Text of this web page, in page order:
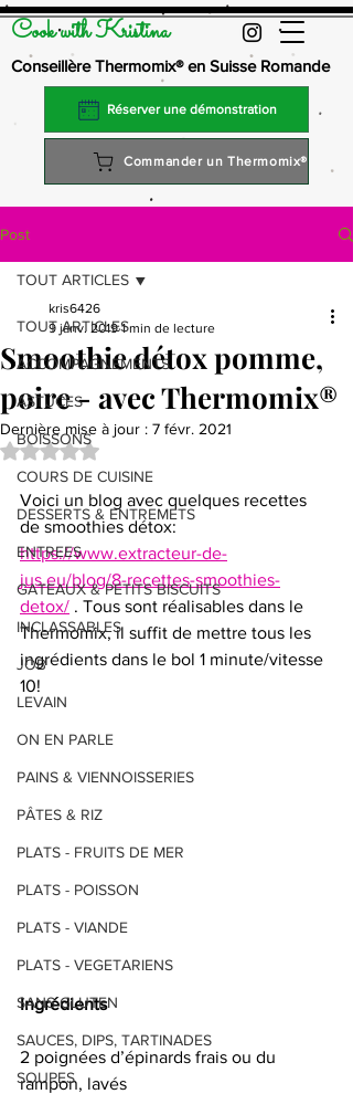
Cook with Kristina
Conseillère Thermomix® en Suisse Romande
Réserver une démonstration
Commander un Thermomix®
Post
TOUT ARTICLES
ACCOMPAGNEMENTS
ASTUCES
BOISSONS
COURS DE CUISINE
DESSERTS & ENTREMETS
ENTREES
GATEAUX & PETITS BISCUITS
INCLASSABLES
JOB
LEVAIN
ON EN PARLE
PAINS & VIENNOISSERIES
PÂTES & RIZ
PLATS - FRUITS DE MER
PLATS - POISSON
PLATS - VIANDE
PLATS - VEGETARIENS
SANS GLUTEN
SAUCES, DIPS, TARTINADES
SOUPES
TOUT ARTICLES
Smoothie détox pomme,
poire - avec Thermomix®
kris6426
9 janv. 2019 1 min de lecture
Dernière mise à jour : 7 févr. 2021
Noté NaN étoiles sur 5.
Voici un blog avec quelques recettes
de smoothies détox:
https://www.extracteur-de-
jus.eu/blog/8-recettes-smoothies-
detox/ . Tous sont réalisables dans le
Thermomix, il suffit de mettre tous les
ingrédients dans le bol 1 minute/vitesse
10!
Ingrédients
2 poignées d’épinards frais ou du
rampon, lavés